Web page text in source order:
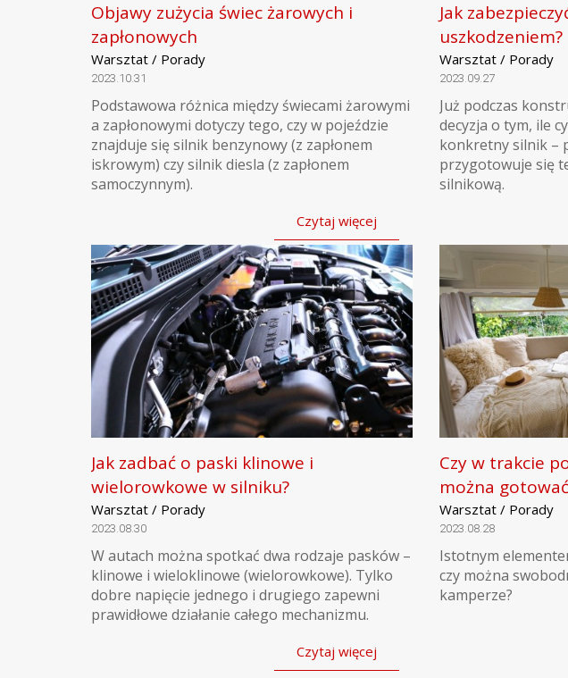
Objawy zużycia świec żarowych i
zapłonowych
Warsztat / Porady
2023.10.31
Podstawowa różnica między świecami żarowymi
a zapłonowymi dotyczy tego, czy w pojeździe
znajduje się silnik benzynowy (z zapłonem
iskrowym) czy silnik diesla (z zapłonem
samoczynnym).
Czytaj więcej
Jak
uszkodzeniem?
Warsztat / Porady
2023.09.27
Już podczas
decyzja o tym, ile
konkretny silnik –
przygotowuje się
silnikową.
Jak zadbać o paski klinowe i
wielorowkowe w silniku?
Warsztat / Porady
2023.08.30
W autach można spotkać dwa rodzaje pasków –
klinowe i wieloklinowe (wielorowkowe). Tylko
dobre napięcie jednego i drugiego zapewni
prawidłowe działanie całego mechanizmu.
Czytaj więcej
Czy w trakcie
można
Warsztat / Porady
2023.08.28
Istotnym
czy można
kamperze?